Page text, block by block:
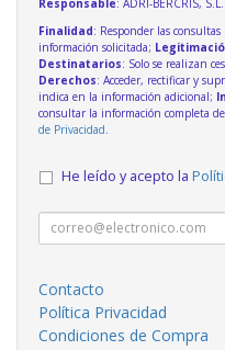
Finalidad: Responder las
información solicitada;
Destinatarios: Solo se realizan
Derechos: Acceder, rectificar y
indica en la información adicional;
consultar la información completa
de Privacidad
He leído y acepto la
Contacto
Política Privacidad
Condiciones de Compra